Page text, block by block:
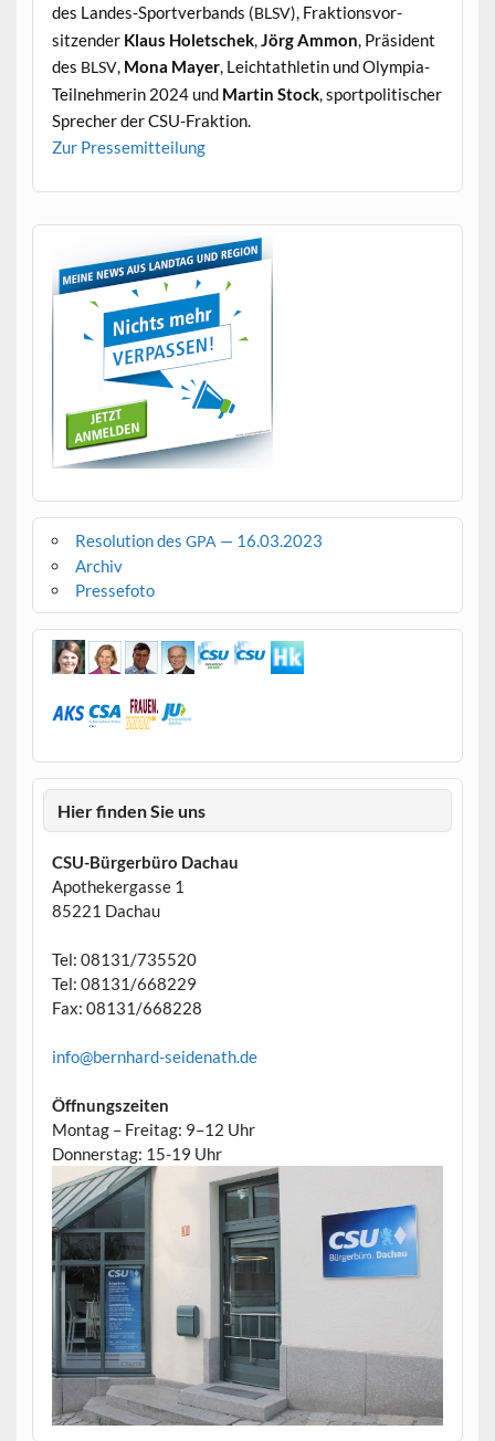
des Lan­des-Sportver­bands (BLSV), Frak­tionsvor­
sitzen­der Klaus Holetschek,Jörg Ammon, Präsi­dent
des BLSV, Mona May­er, Leich­tath­letin und Olympia-
Teil­nehmerin 2024 und Mar­tin Stock, sport­poli­tis­ch­er
Sprech­er der CSU-Fraktion.
Zur Pressemit­teilung
Resolution des GPA — 16.03.2023
Archiv
Pressefoto
Hier finden Sie uns
CSU-Bürgerbüro Dachau
Apothekergasse 1
85221 Dachau
Tel: 08131/735520
Tel: 08131/668229
Fax: 08131/668228
info@bernhard-seidenath.de
Öffnungszeiten
Montag – Freitag: 9–12 Uhr
Donnerstag: 15-19 Uhr